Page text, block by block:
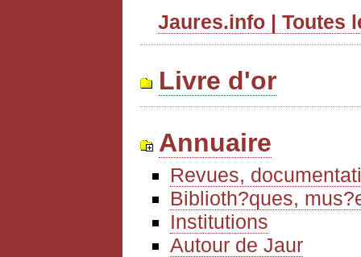
Jaures.info | Toutes
Livre d'or
Annuaire
Revues,
Biblioth?ques,
Institutions
Autour de Jaur